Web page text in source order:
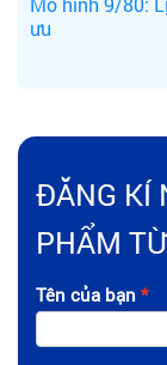
ưu
ĐĂNG KÍ
PHẨM
Tên của bạn